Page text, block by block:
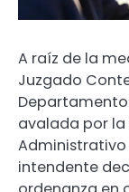
A raíz de la
Juzgado
avalada por
Administrativo
intendente